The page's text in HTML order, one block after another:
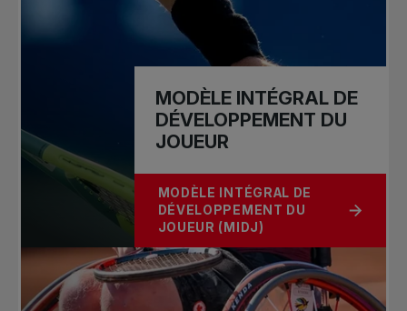
MODÈLE INTÉGRAL DE
DÉVELOPPEMENT DU
JOUEUR
MODÈLE INTÉGRAL DE
DÉVELOPPEMENT DU
JOUEUR (MIDJ)
À PROPOS DE MODÈLE INTÉGRAL